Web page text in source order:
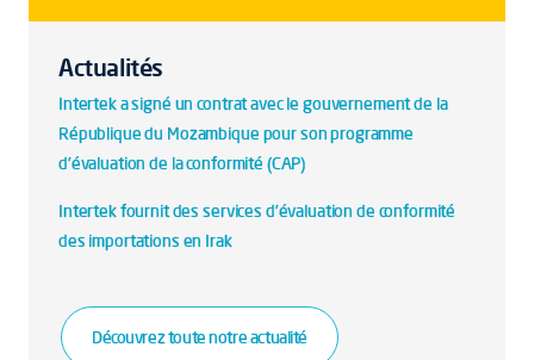
Actualités
Intertek a signé un contrat avec le gouvernement de la
République du Mozambique pour son programme
d'évaluation de la conformité (CAP)
Intertek fournit des services d’évaluation de conformité
des importations en Irak
Découvrez toute notre actualité